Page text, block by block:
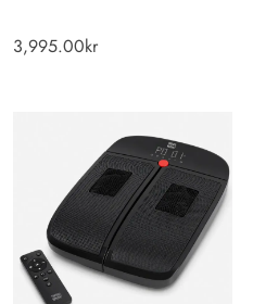
3,995.00kr